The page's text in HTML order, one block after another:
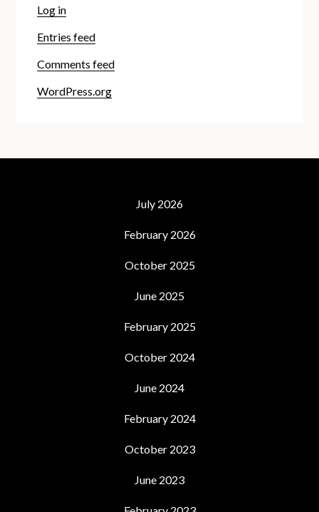
Log in
Entries feed
Comments feed
WordPress.org
July 2026
February 2026
October 2025
June 2025
February 2025
October 2024
June 2024
February 2024
October 2023
June 2023